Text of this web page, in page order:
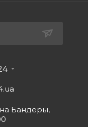
Бандеры,